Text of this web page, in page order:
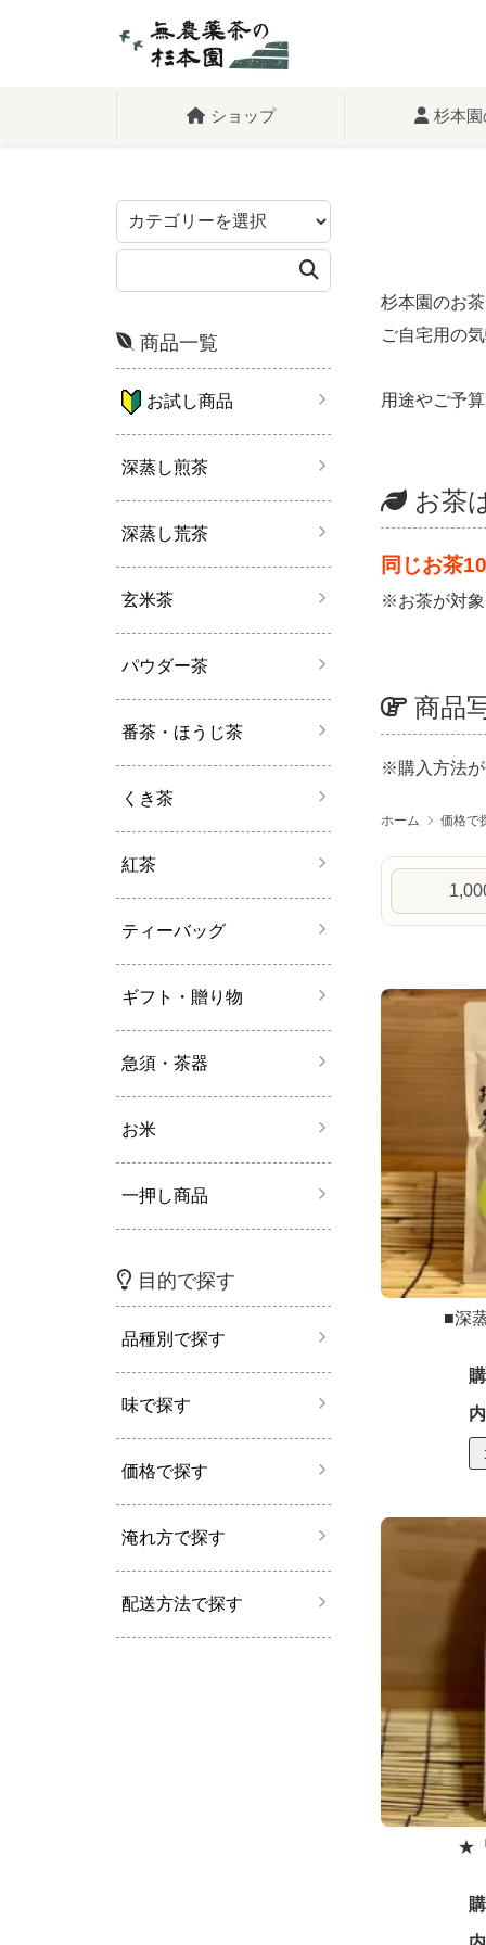
ショップ 杉本
杉本園のお
ご自宅用の
用途やご予
お茶
同じお茶
※お茶が対象
商品
※購入方法
ホーム 価格で
■深
★
商品一覧
お試し商品
深蒸し煎茶
深蒸し荒茶
玄米茶
パウダー茶
番茶・ほうじ茶
くき茶
紅茶
ティーバッグ
ギフト・贈り物
急須・茶器
お米
一押し商品
目的で探す
品種別で探す
味で探す
価格で探す
淹れ方で探す
配送方法で探す